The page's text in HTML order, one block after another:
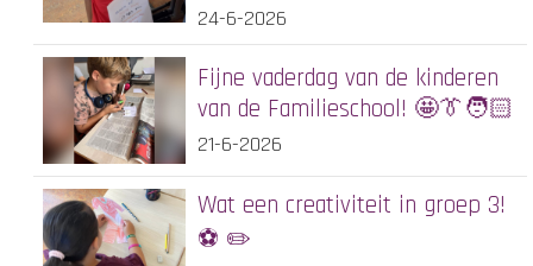
24-6-2026
Fijne vaderdag van de kinderen
van de Familieschool! 🤩👔🧑🏻
21-6-2026
Wat een creativiteit in groep 3!
⚽️ ✏️